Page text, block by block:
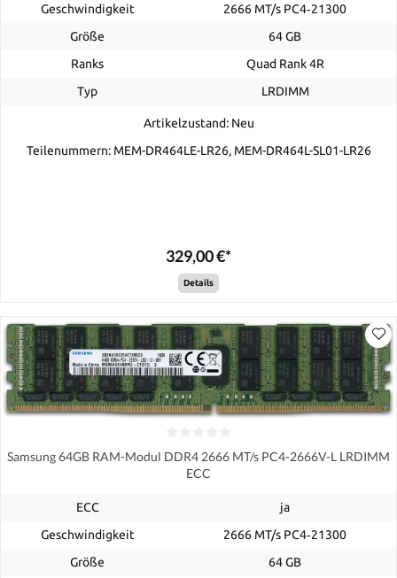
Geschwindigkeit
2666 MT/s PC4‑21300
Größe
64 GB
Ranks
Quad Rank 4R
Typ
LRDIMM
Artikelzustand: Neu
Teilenummern: MEM-DR464LE-LR26, MEM-DR464L-SL01-LR26
329,00 €*
Details
Samsung 64GB RAM-Modul DDR4 2666 MT/s PC4-2666V-L LRDIMM
ECC
ECC
ja
Geschwindigkeit
2666 MT/s PC4‑21300
Größe
64 GB